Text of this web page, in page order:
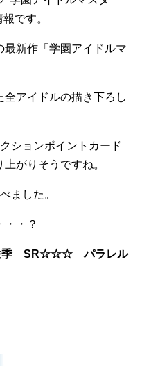
です。
最新作「学園アイドルマ
アイドルの描き下ろし
ションポイントカード
がりそうですね。
ました。
・・？
咲季 SR☆☆☆ パラレル